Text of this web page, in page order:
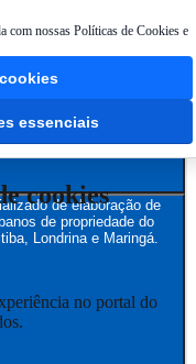
de elaboração de
de propriedade do
Londrina e Maringá.
com nossas Políticas de Cookies e
essenciais
cookies
no portal do